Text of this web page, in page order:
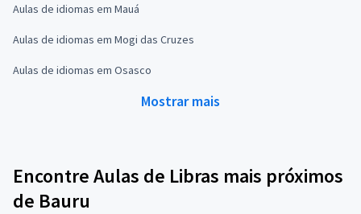
Aulas de idiomas em Mauá
Aulas de idiomas em Mogi das Cruzes
Aulas de idiomas em Osasco
Mostrar mais
Encontre Aulas de Libras mais próximos
de Bauru